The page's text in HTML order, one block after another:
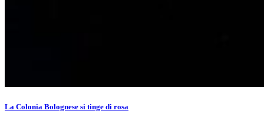
La Colonia Bolognese si tinge di rosa